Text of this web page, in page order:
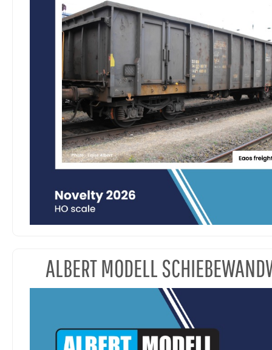
ALBERT MODELL